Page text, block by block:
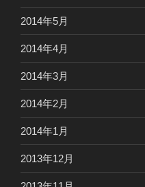
2014年5月
2014年4月
2014年3月
2014年2月
2014年1月
2013年12月